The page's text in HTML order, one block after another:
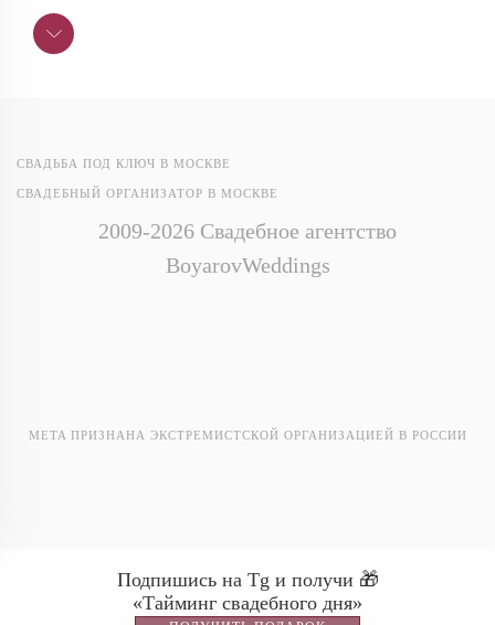
СВАДЬБА ПОД КЛЮЧ В МОСКВЕ
СВАДЕБНЫЙ ОРГАНИЗАТОР В МОСКВЕ
2009-2026 Свадебное агентство
BoyarovWeddings
META ПРИЗНАНА ЭКСТРЕМИСТСКОЙ ОРГАНИЗАЦИЕЙ В РОССИИ
Подпишись на Tg и получи 🎁
«Тайминг свадебного дня»